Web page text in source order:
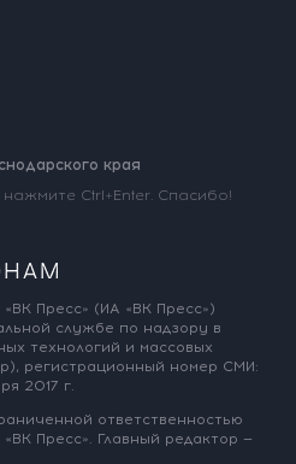
края
Ctrl+Enter. Спасибо!
Пресс» (ИА «ВК Пресс»)
службе по надзору в
технологий и массовых
регистрационный номер СМИ:
2017 г.
ответственностью
«ВК Пресс». Главный редактор —